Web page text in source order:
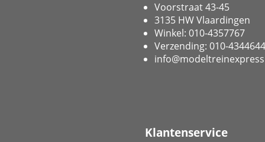
Voorstraat 43-45
3135 HW Vlaardingen
Winkel: 010-4357767
Verzending: 010-4344644
Klantenservice